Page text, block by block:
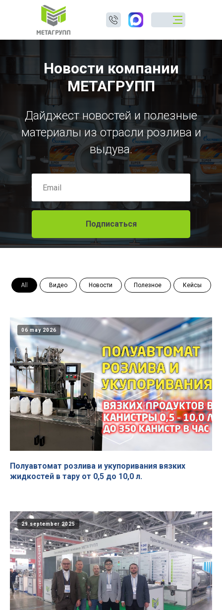
Новости компании
МЕТАГРУПП
Дайджест новостей и полезные
материалы из отрасли розлива и
выдува.
Подписаться
All Видео Новости Полезное Кейсы
06 may 2026
Полуавтомат розлива и укупоривания вязких
жидкостей в тару от 0,5 до 10,0 л.
29 september 2025